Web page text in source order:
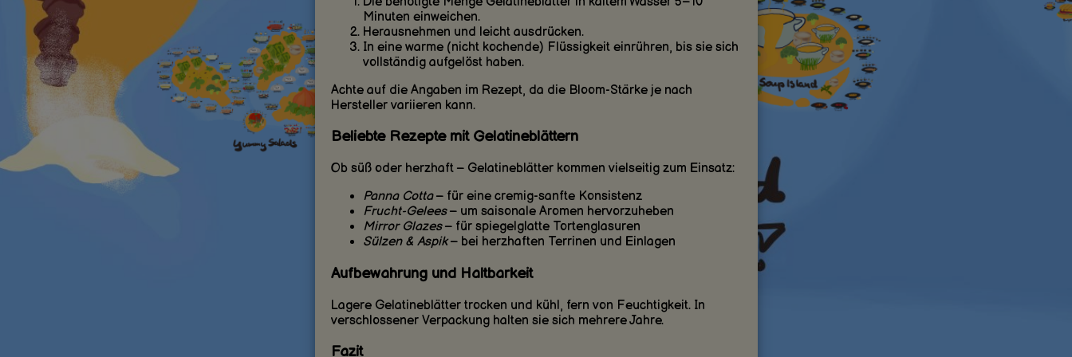
Minuten einweichen.
Herausnehmen und leicht ausdrücken.
In eine warme (nicht kochende) Flüssigkeit einrühren, bis sie sich
vollständig aufgelöst haben.
Achte auf die Angaben im Rezept, da die Bloom-Stärke je nach
Hersteller variieren kann.
Beliebte Rezepte mit Gelatineblättern
Ob süß oder herzhaft – Gelatineblätter kommen vielseitig zum Einsatz:
Panna Cotta– für eine cremig-sanfte Konsistenz
Frucht-Gelees– um saisonale Aromen hervorzuheben
Mirror Glazes– für spiegelglatte Tortenglasuren
Sülzen & Aspik– bei herzhaften Terrinen und Einlagen
Aufbewahrung und Haltbarkeit
Lagere Gelatineblätter trocken und kühl, fern von Feuchtigkeit. In
verschlossener Verpackung halten sie sich mehrere Jahre.
Fazit